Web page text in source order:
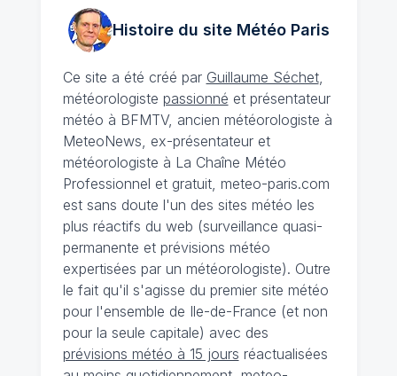
Histoire du site MétéoParis
Ce site a été créé par Guillaume Séchet,
météorologiste passionné et présentateur
météo à BFMTV, ancien météorologiste à
MeteoNews, ex-présentateur et
météorologiste à La Chaîne Météo
Professionnel et gratuit, meteo-paris.com
est sans doute l'un des sites météo les
plus réactifs du web (surveillance quasi-
permanente et prévisions météo
expertisées par un météorologiste). Outre
le fait qu'il s'agisse du premier site météo
pour l'ensemble de Ile-de-France (et non
pour la seule capitale) avec des
prévisions météo à 15 jours réactualisées